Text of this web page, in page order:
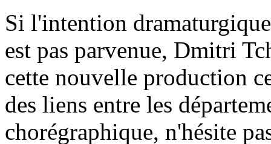
Si l'intention
est pas parvenue, Dmitri
cette nouvelle production
des liens entre les
chorégraphique, n'hésite